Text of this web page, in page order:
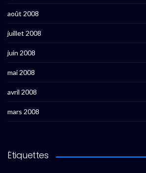
août 2008
juillet 2008
juin 2008
mai 2008
avril 2008
mars 2008
Étiquettes